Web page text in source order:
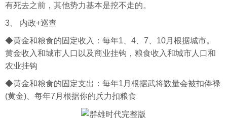
有死去之前，其他势力基本是挖不走的。
3、 内政+巡查
◆黄金和粮食的固定收入：每年1、4、7、10月根据城市。
黄金收入和城市人口以及商业挂钩，粮食收入和城市人口和
农业挂钩
◆黄金和粮食的固定支出：每年1月根据武将数量会被扣俸禄
(黄金)、每年7月根据你的兵力扣粮食